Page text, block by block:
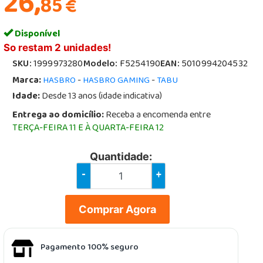
85€
Disponível
So restam 2 unidades!
SKU:1999973280Modelo:F5254190EAN:5010994204532
Marca:HASBRO-HASBRO GAMING-TABU
Idade:Desde 13 anos (idade indicativa)
Entrega ao domicílio:Receba a encomenda entre
TERÇA-FEIRA 11 E À QUARTA-FEIRA 12
Quantidade:
- +
Comprar Agora
Pagamento 100% seguro